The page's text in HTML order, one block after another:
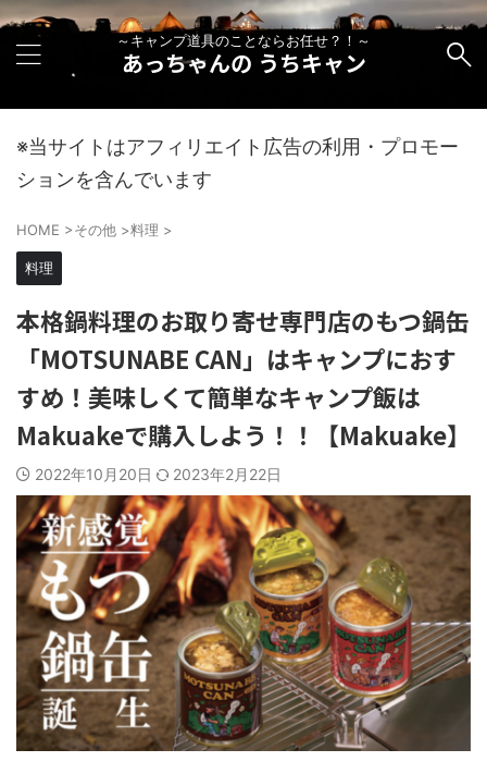
～キャンプ道具のことならお任せ？！～
あっちゃんの うちキャン
※当サイトはアフィリエイト広告の利用・プロモー
ションを含んでいます
HOME >その他 >料理 >
料理
本格鍋料理のお取り寄せ専門店のもつ鍋缶
「MOTSUNABE CAN」はキャンプにおす
すめ！美味しくて簡単なキャンプ飯は
Makuakeで購入しよう！！【Makuake】
2022年10月20日 2023年2月22日